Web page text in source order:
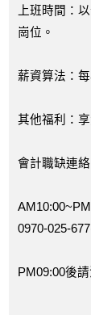
上班時間：
崗位。
薪資算法：
其他福利：
會計職缺連絡
0970-025-
PM09:00後